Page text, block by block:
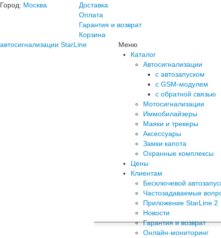
Город: Москва
Доставка
Оплата
Гарантия и возврат
Корзина
автосигнализации StarLine
Меню
Каталог
Автосигнализации
с автозапуском
с GSM-модулем
с обратной связью
Мотосигнализации
Иммобилайзеры
Маяки и трекеры
Аксессуары
Замки капота
Охранные комплексы
Цены
Клиентам
Бесключевой
Частозадаваемые
Приложение StarLine 2
Новости
Гарантия и возврат
Онлайн-мониторинг